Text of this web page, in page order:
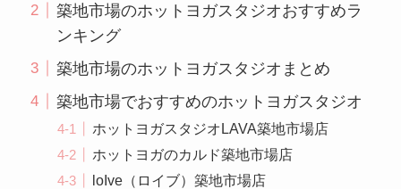
築地市場のホットヨガスタジオおすすめラ
ンキング
築地市場のホットヨガスタジオまとめ
築地市場でおすすめのホットヨガスタジオ
ホットヨガスタジオLAVA築地市場店
ホットヨガのカルド築地市場店
loIve（ロイブ）築地市場店